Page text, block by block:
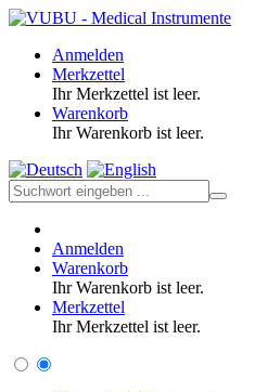
Anmelden
Merkzettel
Ihr Merkzettel ist leer.
Warenkorb
Ihr Warenkorb ist leer.
Anmelden
Warenkorb
Ihr Warenkorb ist leer.
Merkzettel
Ihr Merkzettel ist leer.